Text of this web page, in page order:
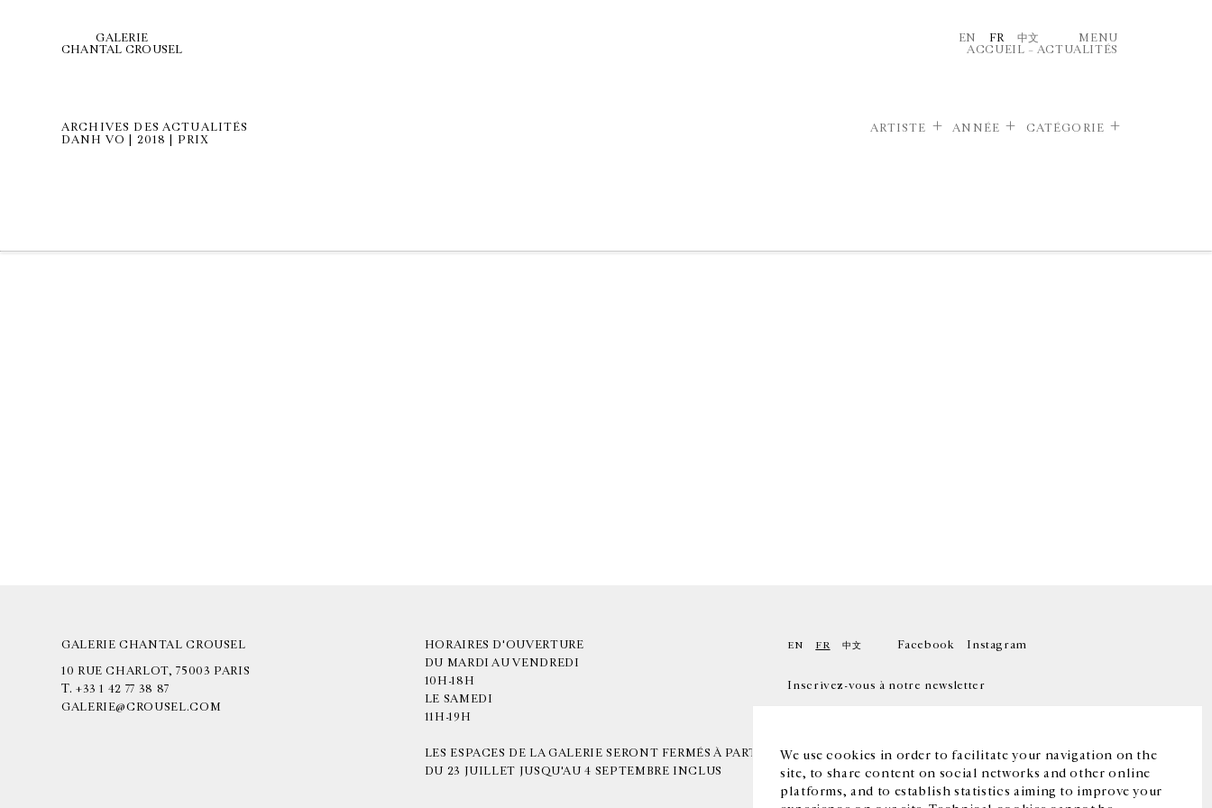
We use cookies in order to facilitate your navigation on the
site, to share content on social networks and other online
platforms, and to establish statistics aiming to improve your
GALERIE
CHANTAL CROUSEL
EN FR 中文
MENU
ACCUEIL – ACTUALITÉS
ARCHIVES DES ACTUALITÉS
DANH VO | 2018 | PRIX
ARTISTE ANNÉE CATÉGORIE
GALERIE CHANTAL CROUSEL
10 RUE CHARLOT, 75003 PARIS
T. +33 1 42 77 38 87
GALERIE@CROUSEL.COM
HORAIRES D'OUVERTURE
DU MARDI AU VENDREDI
10H-18H
LE SAMEDI
11H-19H
LES ESPACES DE LA GALERIE SERONT FERMÉS À PARTIR
DU 23 JUILLET JUSQU'AU 4 SEPTEMBRE INCLUS
EN FR 中文 Facebook Instagram
Inscrivez-vous à notre newsletter